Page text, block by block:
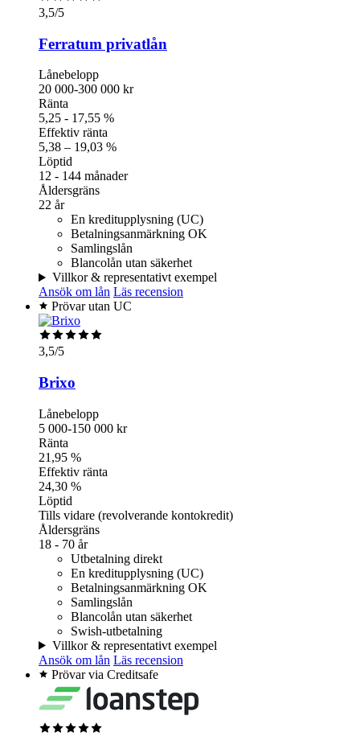
3,5/5
Ferratum privatlån
Lånebelopp
20 000-300 000 kr
Ränta
5,25 - 17,55 %
Effektiv ränta
5,38 – 19,03 %
Löptid
12 - 144 månader
Åldersgräns
22 år
En kreditupplysning (UC)
Betalningsanmärkning OK
Samlingslån
Blancolån utan säkerhet
Villkor & representativt exempel
Ansök om lån Läs recension
Prövar utan UC
3,5/5
Brixo
Lånebelopp
5 000-150 000 kr
Ränta
21,95 %
Effektiv ränta
24,30 %
Löptid
Tills vidare (revolverande kontokredit)
Åldersgräns
18 - 70 år
Utbetalning direkt
En kreditupplysning (UC)
Betalningsanmärkning OK
Samlingslån
Blancolån utan säkerhet
Swish-utbetalning
Villkor & representativt exempel
Ansök om lån Läs recension
Prövar via Creditsafe